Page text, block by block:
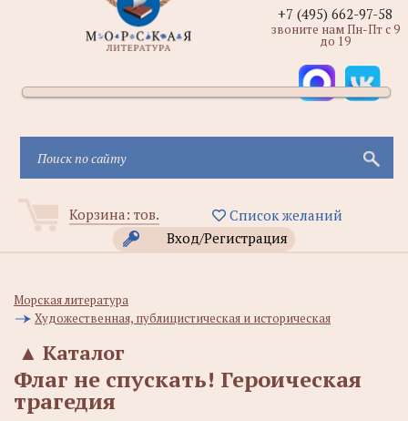
Корзина: тов.
Список желаний
Вход/Регистрация
+7 (495) 662-97-58
звоните нам Пн-Пт с 9
до 19
Морская литература
Художественная, публицистическая и историческая
Каталог
▲
Флаг не спускать! Героическая
трагедия